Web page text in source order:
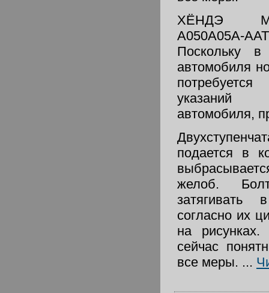
ХЁНДЭ
Поскольку в
автомобиля
указаний
автомобиля,
подается в
желоб.
затягивать
согласно их
на
сейчас
все меры. ...